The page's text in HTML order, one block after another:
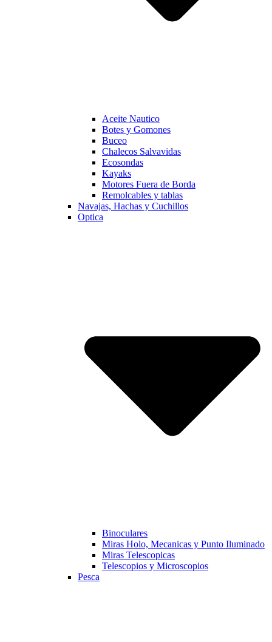
Aceite Nautico
Botes y Gomones
Buceo
Chalecos Salvavidas
Ecosondas
Kayaks
Motores Fuera de Borda
Remolcables y tablas
Navajas, Hachas y Cuchillos
Optica
Binoculares
Miras Holo, Mecanicas y Punto Iluminado
Miras Telescopicas
Telescopios y Microscopios
Pesca